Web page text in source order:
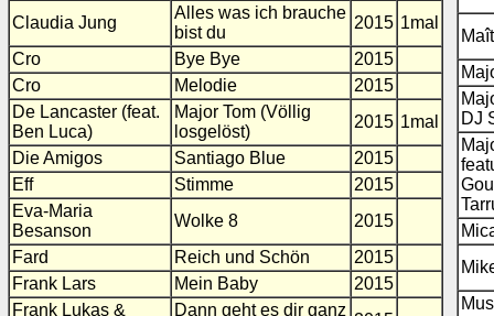
Claudia Jung
Alles was ich brauche
bist du
2015 1mal
Cro
Bye Bye
2015
Cro
Melodie
2015
De Lancaster (feat.
Ben Luca)
Major Tom (Völlig
losgelöst)
2015 1mal
Die Amigos
Santiago Blue
2015
Eff
Stimme
2015
Eva-Maria
Besanson
Wolke 8
2015
Fard
Reich und Schön
2015
Frank Lars
Mein Baby
2015
Frank Lukas &
Dann geht es dir ganz
DJ